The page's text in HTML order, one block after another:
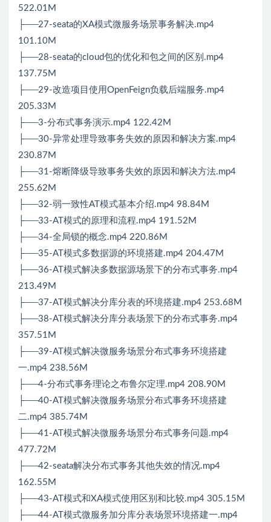
522.01M
├──27-seata的XA模式微服务场景事务解决.mp4
101.10M
├──28-seata的cloud包的优化和包之间的区别.mp4
137.75M
├──29-改造项目使用OpenFeign负载后端服务.mp4
205.33M
├──3-分布式事务演示.mp4 122.42M
├──30-异常处理导致事务失效的原因和解决方案.mp4
230.87M
├──31-熔断降级导致事务失效的原因和解决方法.mp4
255.62M
├──32-弱一致性AT模式基本介绍.mp4 98.84M
├──33-AT模式的原理和流程.mp4 191.52M
├──34-全局锁的概念.mp4 220.86M
├──35-AT模式多数据源的环境搭建.mp4 204.47M
├──36-AT模式解决多数据源场景下的分布式事务.mp4
213.49M
├──37-AT模式解决分库分表的环境搭建.mp4 253.68M
├──38-AT模式解决分库分表场景下的分布式事务.mp4
357.51M
├──39-AT模式解决微服务场景分布式事务环境搭建
一.mp4 238.56M
├──4-分布式事务理论之布鲁尔定理.mp4 208.90M
├──40-AT模式解决微服务场景分布式事务环境搭建
二.mp4 385.74M
├──41-AT模式解决微服务场景分布式事务问题.mp4
477.72M
├──42-seata解决分布式事务其他失效的情况.mp4
162.55M
├──43-AT模式和XA模式使用区别和比较.mp4 305.15M
├──44-AT模式微服务加分库分表场景环境搭建一.mp4